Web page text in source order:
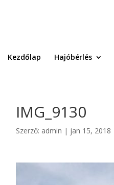
Kezdőlap Hajóbérlés
IMG_9130
Szerző: admin | jan 15, 2018